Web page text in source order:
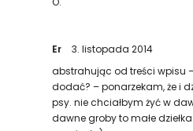
Er
3. listopada 2014
abstrahując od treści wpisu
dodać? – ponarzekam, że i
psy. nie chciałbym żyć w
dawne groby to małe